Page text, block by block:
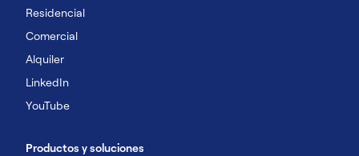
Residencial
Comercial
Alquiler
LinkedIn
YouTube
Productos y soluciones